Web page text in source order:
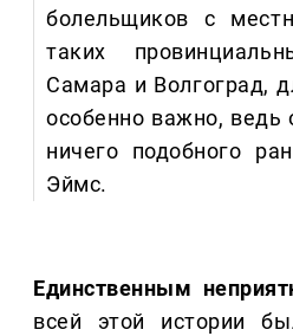
болельщиков с
таких
Самара и Волгоград,
особенно важно, ведь
ничего подобного
Эймс.
Единственным
всей этой истории